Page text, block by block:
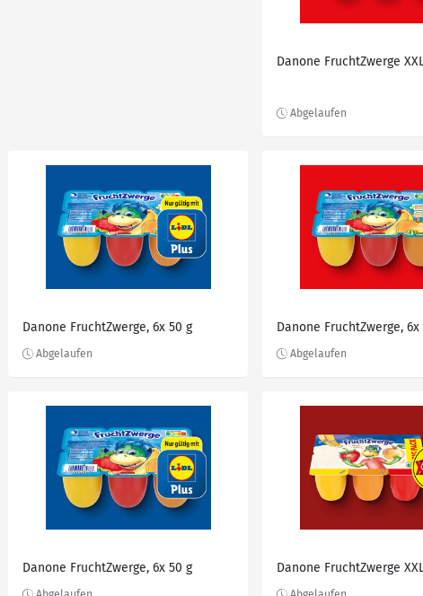
Danone FruchtZwerge
Danone FruchtZwerge, 6x 50 g Danone FruchtZwerge, 6x
Danone FruchtZwerge, 6x 50 g Danone FruchtZwerge